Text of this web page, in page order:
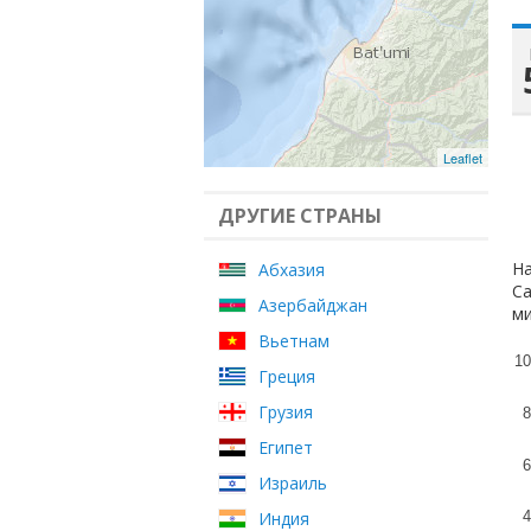
Leaflet
ДРУГИЕ СТРАНЫ
Абхазия
Азербайджан
Вьетнам
Греция
Грузия
Египет
Израиль
Индия